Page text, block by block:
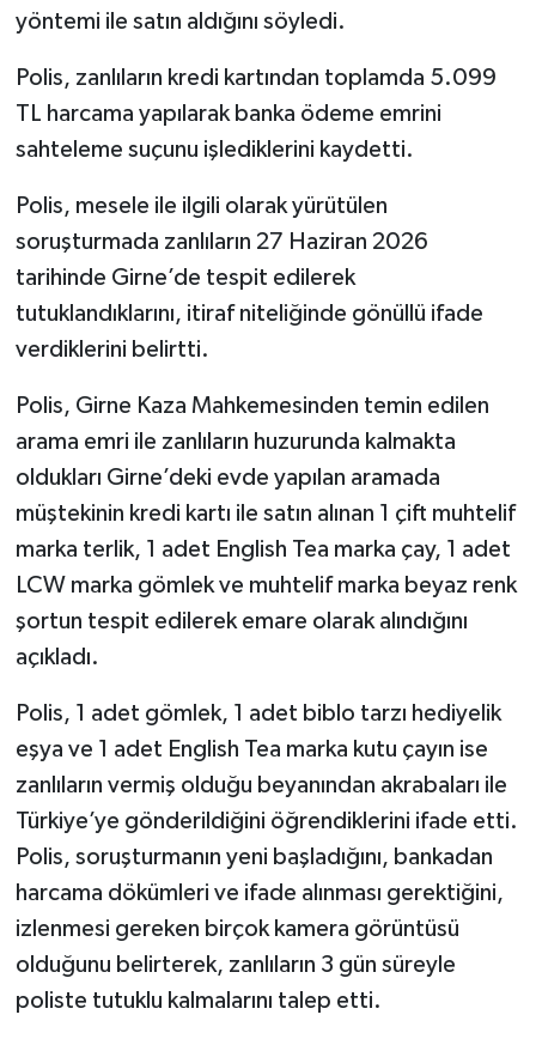
yöntemi ile satın aldığını söyledi.
Polis, zanlıların kredi kartından toplamda 5.099
TL harcama yapılarak banka ödeme emrini
sahteleme suçunu işlediklerini kaydetti.
Polis, mesele ile ilgili olarak yürütülen
soruşturmada zanlıların 27 Haziran 2026
tarihinde Girne’de tespit edilerek
tutuklandıklarını, itiraf niteliğinde gönüllü ifade
verdiklerini belirtti.
Polis, Girne Kaza Mahkemesinden temin edilen
arama emri ile zanlıların huzurunda kalmakta
oldukları Girne’deki evde yapılan aramada
müştekinin kredi kartı ile satın alınan 1 çift muhtelif
marka terlik, 1 adet English Tea marka çay, 1 adet
LCW marka gömlek ve muhtelif marka beyaz renk
şortun tespit edilerek emare olarak alındığını
açıkladı.
Polis, 1 adet gömlek, 1 adet biblo tarzı hediyelik
eşya ve 1 adet English Tea marka kutu çayın ise
zanlıların vermiş olduğu beyanından akrabaları ile
Türkiye’ye gönderildiğini öğrendiklerini ifade etti.
Polis, soruşturmanın yeni başladığını, bankadan
harcama dökümleri ve ifade alınması gerektiğini,
izlenmesi gereken birçok kamera görüntüsü
olduğunu belirterek, zanlıların 3 gün süreyle
poliste tutuklu kalmalarını talep etti.